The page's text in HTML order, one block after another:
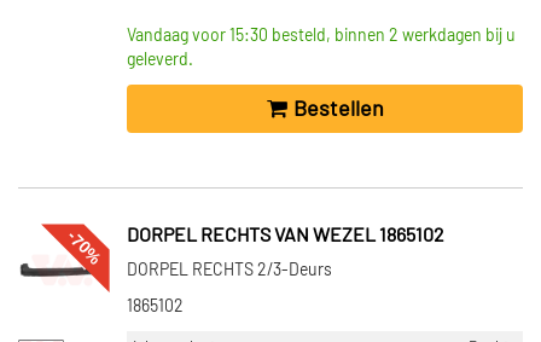
Vandaag voor 15:30 besteld, binnen 2 werkdagen bij u
geleverd.
Bestellen
-70% DORPEL RECHTS VAN WEZEL 1865102
DORPEL RECHTS 2/3-Deurs
1865102